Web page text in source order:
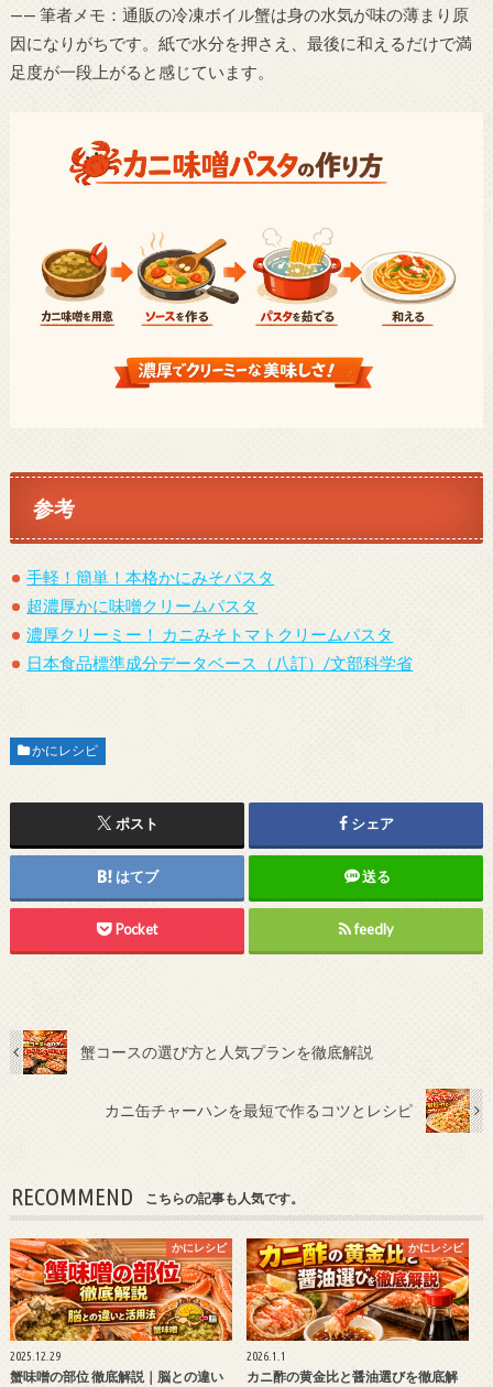
—— 筆者メモ：通販の冷凍ボイル蟹は身の水気が味の薄まり原
因になりがちです。紙で水分を押さえ、最後に和えるだけで満
足度が一段上がると感じています。
参考
手軽！簡単！本格かにみそパスタ
超濃厚かに味噌クリームパスタ
濃厚クリーミー！ カニみそトマトクリームパスタ
日本食品標準成分データベース（八訂）/文部科学省
かにレシピ
ポスト シェア
はてブ 送る
Pocket feedly
蟹コースの選び方と人気プランを徹底解説
カニ缶チャーハンを最短で作るコツとレシピ
RECOMMEND こちらの記事も人気です。
かにレシピ
2025.12.29
蟹味噌の部位 徹底解説｜脳との違い
かにレシピ
2026.1.1
カニ酢の黄金比と醤油選びを徹底解